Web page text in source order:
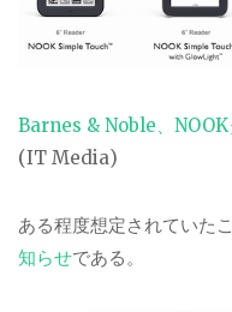
Barnes & Noble、NOOK
(IT Media)
ある程度想定されていた
知らせである。